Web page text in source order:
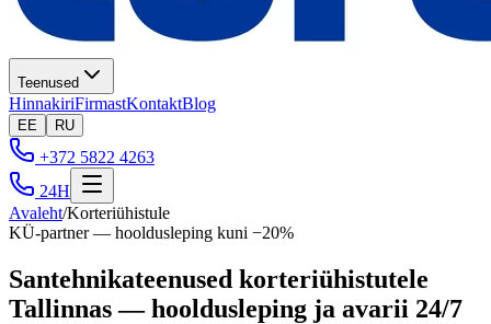
Teenused
HinnakiriFirmastKontaktBlog
EE RU
+372 5822 4263
24H
Avaleht/Korteriühistule
KÜ-partner — hooldusleping kuni −20%
Santehnikateenused korteriühistutele
Tallinnas — hooldusleping ja avarii 24/7